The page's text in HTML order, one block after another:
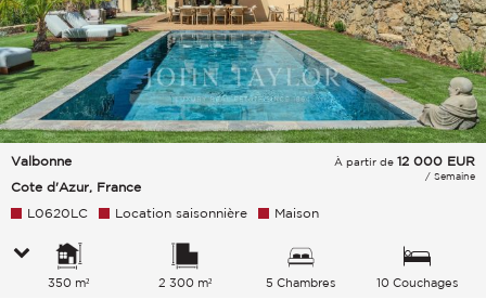
Valbonne
Cote d'Azur, France
À partir de 12 000 EUR
/ Semaine
L0620LC Location saisonnière Maison
350 m² 2 300 m² 5 Chambres 10 Couchages